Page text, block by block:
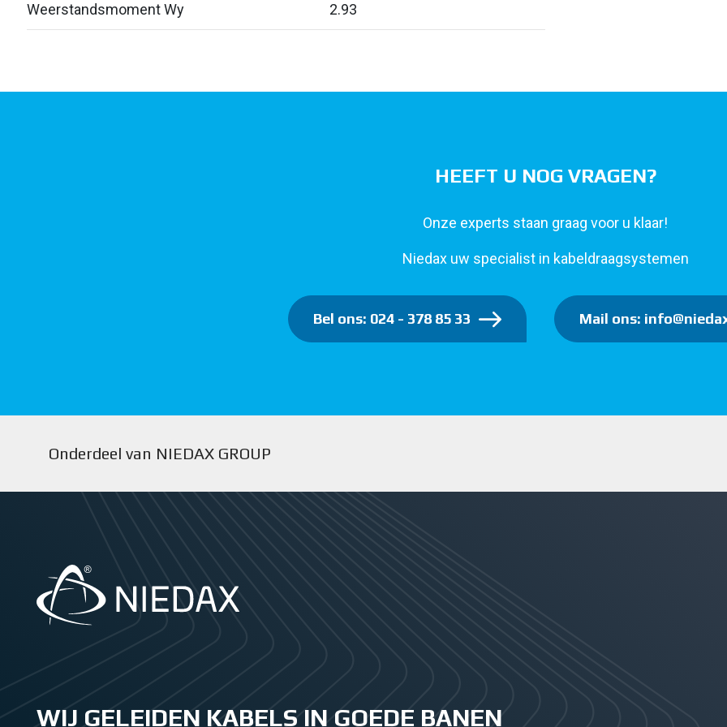
Weerstandsmoment Wy 2.93
HEEFT U NOG VRAGEN?
Onze experts staan graag voor u klaar!
Niedax uw specialist in kabeldraagsystemen
Bel ons: 024 - 378 85 33 Mail ons:
Onderdeel van NIEDAX GROUP
WIJ GELEIDEN KABELS IN GOEDE BANEN